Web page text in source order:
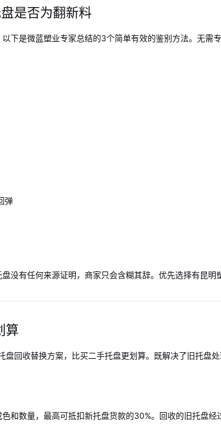
是否为翻新料
下是微蓝塑业专家总结的3个简单有效的鉴别方法。无需
弹
没有任何来源证明，商家只会含糊其辞。优先选择有昆明
算
回收替换方案，比买二手托盘更划算。既解决了旧托盘
和数量，最高可抵扣新托盘货款的30%。回收的旧托盘经